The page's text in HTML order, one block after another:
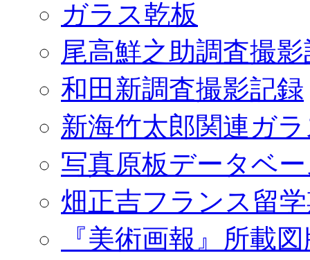
ガラス乾板
尾高鮮之助調査撮
和田新調査撮影記録
新海竹太郎関連ガ
写真原板データベ
畑正吉フランス留
『美術画報』所載